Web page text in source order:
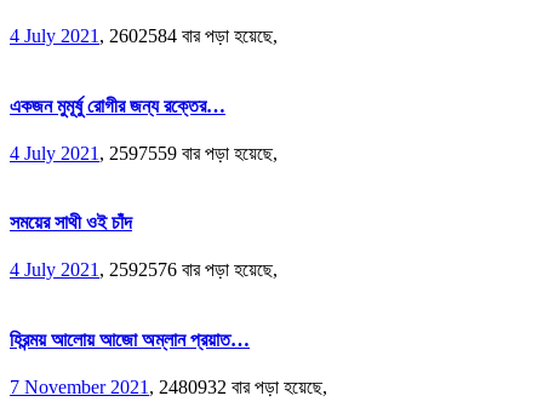
4 July 2021, 2602584 বার পড়া হয়েছে,
একজন মুমূর্ষু রোগীর জন্য রক্তের…
4 July 2021 , 2597559 বার পড়া হয়েছে,
সময়ের সাথী ওই চাঁদ
4 July 2021, 2592576 বার পড়া হয়েছে,
হিরন্ময় আলোয় আজো অম্লান প্রয়াত…
7 November 2021 , 2480932 বার পড়া হয়েছে,